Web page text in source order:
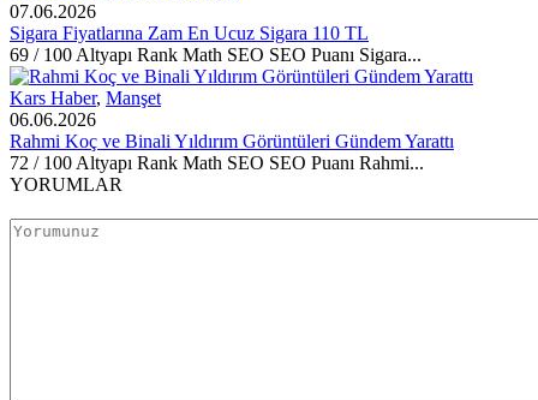
07.06.2026
Sigara Fiyatlarına Zam En Ucuz Sigara 110 TL
69 / 100 Altyapı Rank Math SEO SEO Puanı Sigara...
Kars Haber, Manşet
06.06.2026
Rahmi Koç ve Binali Yıldırım Görüntüleri Gündem Yarattı
72 / 100 Altyapı Rank Math SEO SEO Puanı Rahmi...
YORUMLAR